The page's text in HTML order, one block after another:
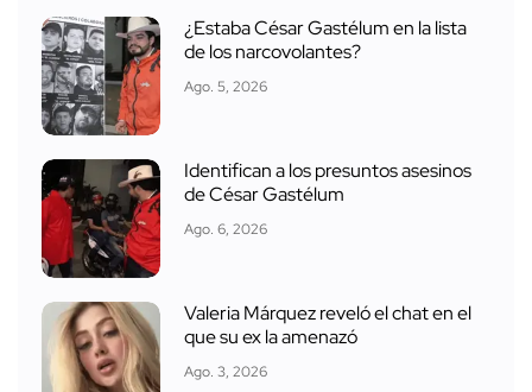
¿Estaba César Gastélum en la lista
de los narcovolantes?
Ago. 5, 2026
Identifican a los presuntos asesinos
de César Gastélum
Ago. 6, 2026
Valeria Márquez reveló el chat en el
que su ex la amenazó
Ago. 3, 2026